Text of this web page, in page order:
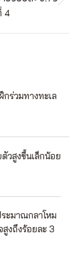
4
ร่วมทางทะเล
วสูงขึ้นเล็กน้อย
ระมาณกลาโหม
งถึงร้อยละ 3